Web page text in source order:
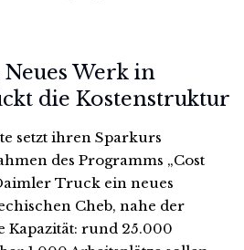
Werk in
die Kostenstruktur
setzt ihren Sparkurs
des Programms „Cost
Truck ein neues
Cheb, nahe der
Kapazität: rund 25.000